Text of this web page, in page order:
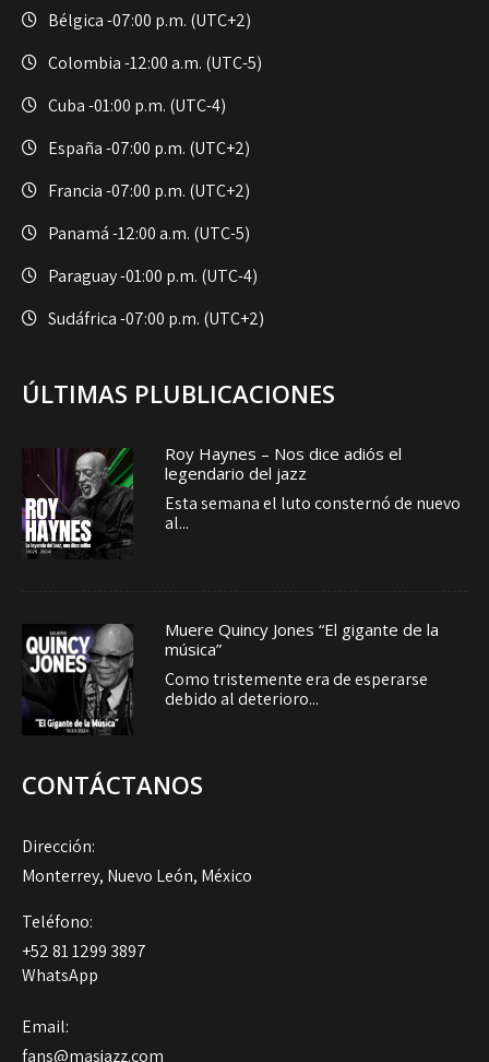
Bélgica -07:00 p.m. (UTC+2)
Colombia -12:00 a.m. (UTC-5)
Cuba -01:00 p.m. (UTC-4)
España -07:00 p.m. (UTC+2)
Francia -07:00 p.m. (UTC+2)
Panamá -12:00 a.m. (UTC-5)
Paraguay -01:00 p.m. (UTC-4)
Sudáfrica -07:00 p.m. (UTC+2)
ÚLTIMAS PLUBLICACIONES
Roy Haynes – Nos dice adiós el
legendario del jazz
Esta semana el luto consternó de nuevo
al...
Muere Quincy Jones “El gigante de la
música”
Como tristemente era de esperarse
debido al deterioro...
CONTÁCTANOS
Dirección:
Monterrey, Nuevo León, México
Teléfono:
+52 81 1299 3897
WhatsApp
Email:
fans@masjazz.com